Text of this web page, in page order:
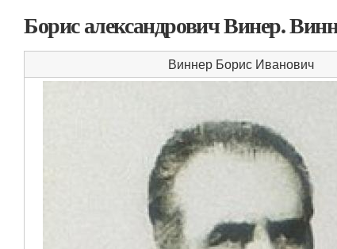
Борис александрович Винер.
Виннер Борис Иванович